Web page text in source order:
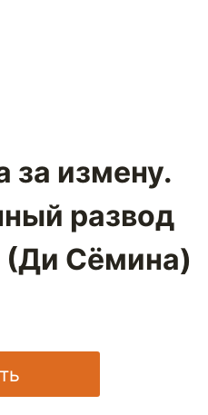
за измену.
развод
(Ди Сёмина)